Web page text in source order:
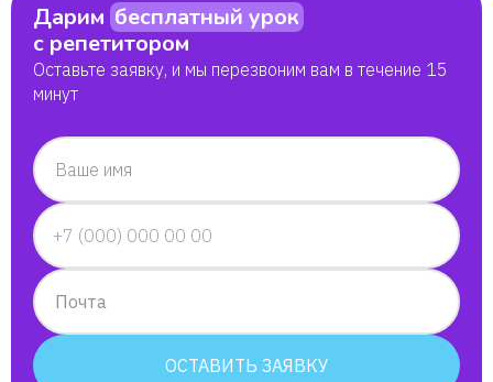
Дарим бесплатный урок
с репетитором
Оставьте заявку, и мы перезвоним вам в течение 15
минут
Ваше имя
Почта
ОСТАВИТЬ ЗАЯВКУ